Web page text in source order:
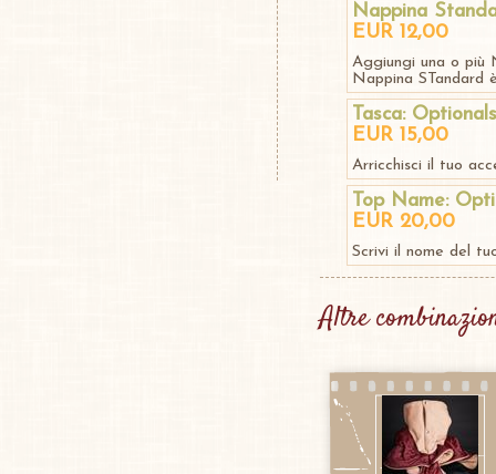
Nappina
EUR 12,00
Aggiungi una o più
Nappina
Tasca: Optionals
EUR 15,00
Arricchisci il tuo
Top Name:
EUR 20,00
Scrivi il nome del
Altre